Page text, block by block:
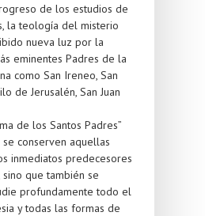
de los estudios de
la teología del misterio
nueva luz por la
eminentes Padres de la
como San Ireneo, San
de Jerusalén, San Juan
de los Santos Padres”
conserven aquellas
inmediatos predecesores
que también se
profundamente todo el
y todas las formas de